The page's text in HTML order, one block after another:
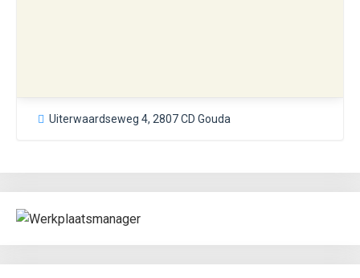
Uiterwaardseweg 4, 2807 CD Gouda